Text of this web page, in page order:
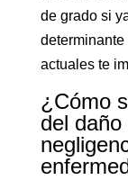
de grado si
actuales te
¿Cómo
del